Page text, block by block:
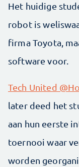
Het huidige
robot is
firma Toyota,
software voor.
Tech United
later deed het
aan hun eerste
toernooi waar
worden